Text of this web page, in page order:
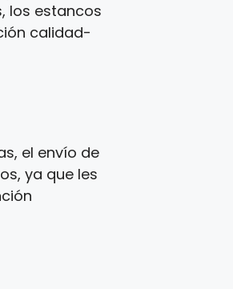
los estancos
calidad-
el envío de
ya que les